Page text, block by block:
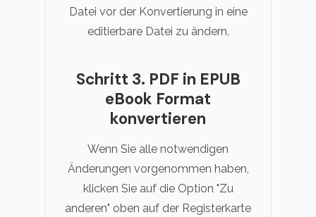
Datei vor der Konvertierung in eine
editierbare Datei zu ändern.
Schritt 3. PDF in EPUB
eBook Format
konvertieren
Wenn Sie alle notwendigen
Änderungen vorgenommen haben,
klicken Sie auf die Option "Zu
anderen" oben auf der Registerkarte